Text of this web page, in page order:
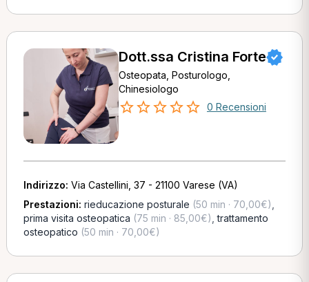
Dott.ssa Cristina Forte
Osteopata, Posturologo,
Chinesiologo
0 Recensioni
Indirizzo: Via Castellini, 37 - 21100 Varese (VA)
Prestazioni: rieducazione posturale (50 min · 70,00€)
prima visita osteopatica (75 min · 85,00€) ,trattamento
osteopatico (50 min · 70,00€)